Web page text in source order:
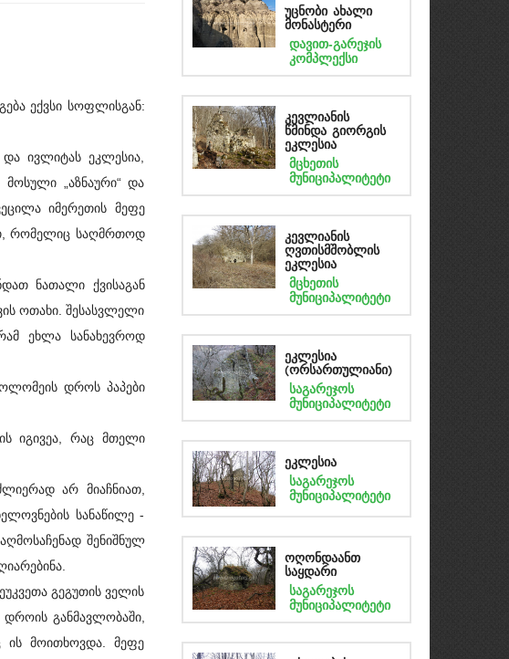
ექვსი სოფლისგან:
ივლიტას ეკლესია,
„აზნაური“ და
იმერეთის მეფე
რომელიც საღმრთოდ
ნათალი ქვისაგან
ოთახი. შესასვლელი
ეხლა სანახევროდ
დროს პაპები
იგივეა, რაც მთელი
არ მიაჩნიათ,
სანაწილე -
შენიშნულ
გეგუთის ველის
განმავლობაში,
ის მოითხოვდა. მეფე
უცნობი ახალი
მონასტერი
დავით-გარეჯის
კომპლექსი
კევლიანის
წმინდა გიორგის
ეკლესია
მცხეთის
მუნიციპალიტეტი
კევლიანის
ღვთისმშობლის
ეკლესია
მცხეთის
მუნიციპალიტეტი
ეკლესია
(ორსართულიანი)
საგარეჯოს
მუნიციპალიტეტი
ეკლესია
საგარეჯოს
მუნიციპალიტეტი
ოღონდაანთ
საყდარი
საგარეჯოს
მუნიციპალიტეტი